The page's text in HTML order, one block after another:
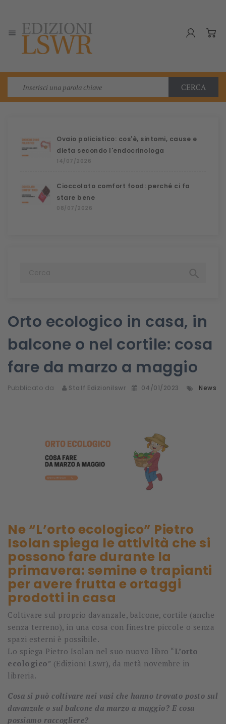

CERCA
Ovaio policistico: cos'è, sintomi, cause e
dieta secondo l'endocrinologa
14/07/2026
Cioccolato comfort food: perché ci fa
stare bene
08/07/2026
Orto ecologico in casa, in
balcone o nel cortile: cosa
fare da marzo a maggio
Pubblicato da Staff Edizionilswr 04/01/2023 News
Ne “L’orto ecologico” Pietro
Isolan spiega le attività che si
possono fare durante la
primavera: semine e trapianti
per avere frutta e ortaggi
prodotti in casa
Coltivare sul proprio davanzale, balcone, cortile (anche
senza terreno), in una cosa con finestre piccole o senza
spazi esterni è possibile.
Lo spiega Pietro Isolan nel suo nuovo libro “ L’orto
ecologico” (Edizioni Lswr), da metà novembre in
libreria.
Cosa si può coltivare nei vasi che hanno trovato posto sul
davanzale o sul balcone da marzo a maggio? E cosa
possiamo raccogliere?